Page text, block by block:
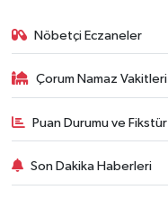
Nöbetçi Eczaneler
Çorum Namaz Vakitleri
Puan Durumu ve Fikstür
Son Dakika Haberleri